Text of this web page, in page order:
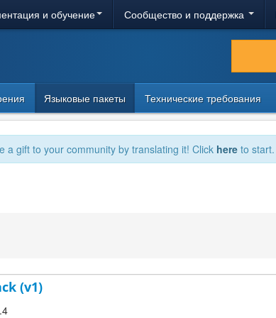
и обучение Сообщество и поддержка
Языковые пакеты Технические требования
a gift to your community by translating it! Click here to start.
(v1)